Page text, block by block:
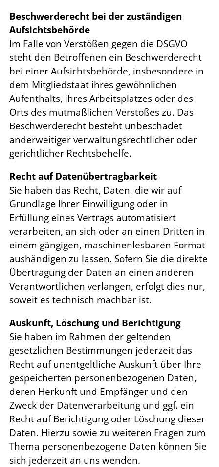
Beschwerderecht bei der zuständigen
Aufsichtsbehörde
Im Falle von Verstößen gegen die DSGVO
steht den Betroffenen ein Beschwerderecht
bei einer Aufsichtsbehörde, insbesondere in
dem Mitgliedstaat ihres gewöhnlichen
Aufenthalts, ihres Arbeitsplatzes oder des
Orts des mutmaßlichen Verstoßes zu. Das
Beschwerderecht besteht unbeschadet
anderweitiger verwaltungsrechtlicher oder
gerichtlicher Rechtsbehelfe.
Recht auf Datenübertragbarkeit
Sie haben das Recht, Daten, die wir auf
Grundlage Ihrer Einwilligung oder in
Erfüllung eines Vertrags automatisiert
verarbeiten, an sich oder an einen Dritten in
einem gängigen, maschinenlesbaren Format
aushändigen zu lassen. Sofern Sie die direkte
Übertragung der Daten an einen anderen
Verantwortlichen verlangen, erfolgt dies nur,
soweit es technisch machbar ist.
Auskunft, Löschung und Berichtigung
Sie haben im Rahmen der geltenden
gesetzlichen Bestimmungen jederzeit das
Recht auf unentgeltliche Auskunft über Ihre
gespeicherten personenbezogenen Daten,
deren Herkunft und Empfänger und den
Zweck der Datenverarbeitung und ggf. ein
Recht auf Berichtigung oder Löschung dieser
Daten. Hierzu sowie zu weiteren Fragen zum
Thema personenbezogene Daten können Sie
sich jederzeit an uns wenden.